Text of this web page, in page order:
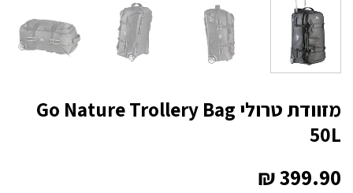
מזוודת טרולי Go Nature Trollery Bag
50L
₪399.90